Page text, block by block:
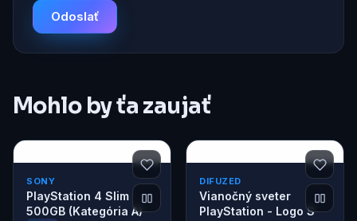
Odoslať
Mohlo by ťa zaujať
SONY
PlayStation 4 Slim
500GB (Kategória A)
DIFUZED
Vianočný sveter
PlayStation - Logo S